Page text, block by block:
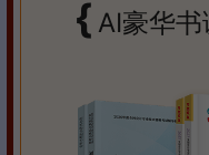
{ AI豪华